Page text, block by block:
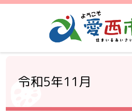
令和5年11月